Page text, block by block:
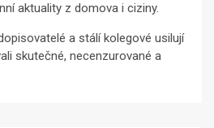
aktuality z domova i ciziny.
a stálí kolegové usilují
skutečné, necenzurované a